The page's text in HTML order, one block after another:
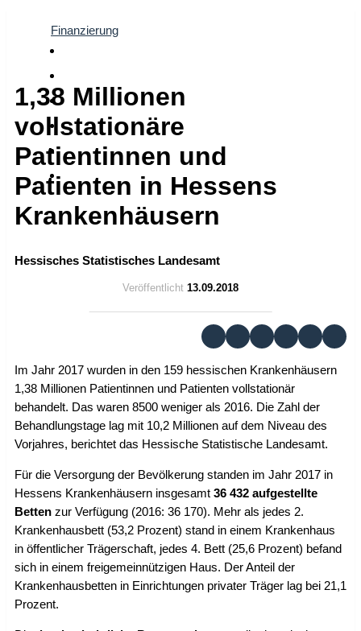
Finanzierung
1,38 Millionen
vollstationäre
Patientinnen und
Patienten in Hessens
Krankenhäusern
Hessisches Statistisches Landesamt
Veröffentlicht 13.09.2018
Im Jahr 2017 wurden in den 159 hessischen Krankenhäusern
1,38 Millionen Patientinnen und Patienten vollstationär
behandelt. Das waren 8500 weniger als 2016. Die Zahl der
Behandlungstage lag mit 10,2 Millionen auf dem Niveau des
Vorjahres, berichtet das Hessische Statistische Landesamt.
Für die Versorgung der Bevölkerung standen im Jahr 2017 in
Hessens Krankenhäusern insgesamt 36 432 aufgestellte
Betten zur Verfügung (2016: 36 170). Mehr als jedes 2.
Krankenhausbett (53,2 Prozent) stand in einem Krankenhaus
in öffentlicher Trägerschaft, jedes 4. Bett (25,6 Prozent) befand
sich in einem freigemeinnützigen Haus. Der Anteil der
Krankenhausbetten in Einrichtungen privater Träger lag bei 21,1
Prozent.